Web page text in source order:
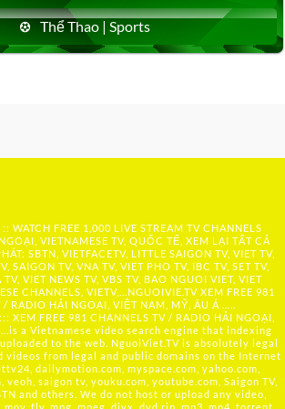
Thể Thao | Sports
WATCH FREE 1,000 LIVE STREAM TV CHANNELS
VIETNAMESE TV, QUỐC TẾ, XEM LẠI TẤT CẢ
SBTN, VIETFACETV, LITTLE SAIGON TV, VIET TV,
SAIGON TV, VNA TV, VIET PHO TV, IBC TV, SET TV,
VIET NEWS TV, VBS TV, BAO NGUOI VIET, VIET
CHANNELS, VIETV,... NGUOIVIE.TV XEM FREE 981
/ RADIO HẢI NGOẠI, VIỆT NAM, MỸ, ÂU Á …..
XEM FREE 981 CHANNELS TV / RADIO HẢI NGOẠI,
a Vietnamese video search engine that indexing
to the web. NguoiViet.TV is absolutely legal
videos from legal and public domains on the Internet
dailymotion.com, myspace.com, yahoo.com,
veoh, saigon tv, youku.com, youtube.com, Saigon TV,
and others. We do not host or upload any video,
flv, mpg, mpeg, divx, dvd rip, mp3, mp4, torrent,